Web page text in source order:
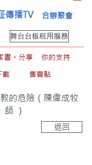
傳播TV 合辦聚會
舞台台板租用服務
書。分享
你的支持
載
售賣點
的危險（陳偉成牧
師 ）
返回